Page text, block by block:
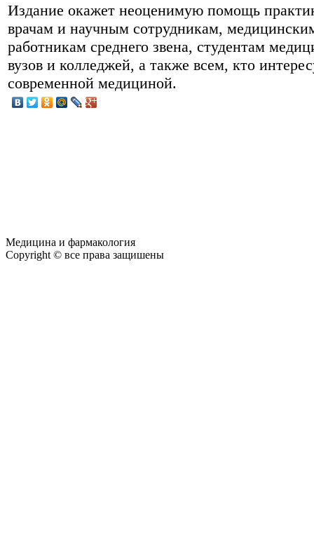
Издание окажет неоценимую помощь
врачам и научным сотрудникам,
работникам среднего звена, студентам
вузов и колледжей, а также всем, кто
современной медициной.
Медицина и фармакология
Copyright © все права защишены